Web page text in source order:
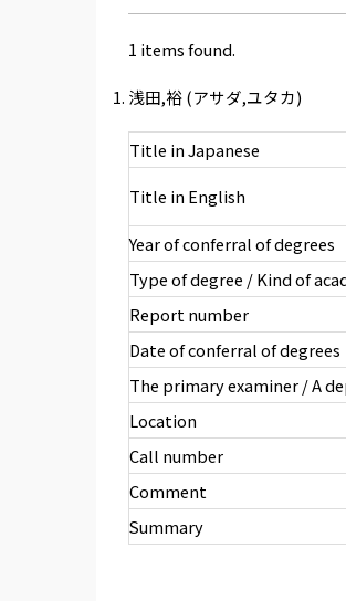
1 items found.
浅田,裕 (アサダ,ユタカ)
Title in Japanese
Title in English
Year of conferral of degrees
Type of degree / Kind of
Report number
Date of conferral of degrees
The primary examiner / A
Location
Call number
Comment
Summary